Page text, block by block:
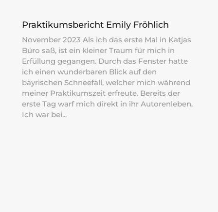
Praktikumsbericht Emily Fröhlich
November 2023 Als ich das erste Mal in Katjas
Büro saß, ist ein kleiner Traum für mich in
Erfüllung gegangen. Durch das Fenster hatte
ich einen wunderbaren Blick auf den
bayrischen Schneefall, welcher mich während
meiner Praktikumszeit erfreute. Bereits der
erste Tag warf mich direkt in ihr Autorenleben.
Ich war bei...